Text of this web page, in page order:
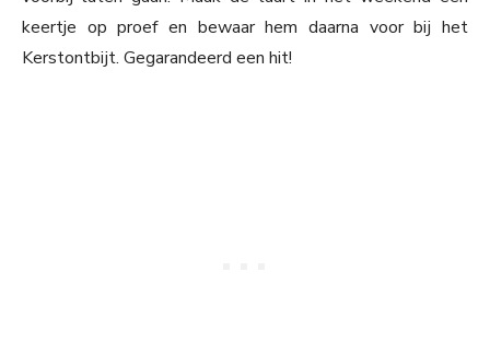
keertje op proef en bewaar hem daarna voor bij het
Kerstontbijt. Gegarandeerd een hit!